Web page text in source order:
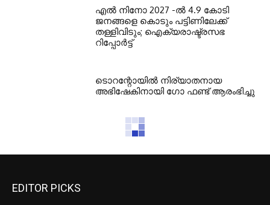
എല്‍ നിനോ 2027 -ല്‍ 4.9 കോടി
ജനങ്ങളെ കൊടും പട്ടിണിലേക്ക്
തള്ളിവിടും; ഐക്യരാഷ്ട്രസഭ
റിപ്പോര്‍ട്ട്
ടൊറന്റോയില്‍ നിര്യാതനായ
അഭിഷേകിനായി ഗോ ഫണ്ട് ആരംഭിച്ചു
EDITOR PICKS